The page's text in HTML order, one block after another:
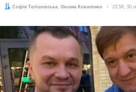
Автори:
Софія Телішевська, Оксана Коваленко Дата:
23:58, 30